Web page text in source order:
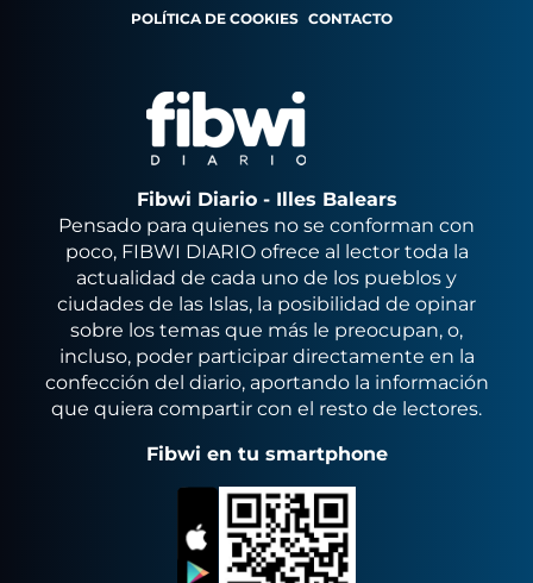
POLÍTICA DE COOKIES CONTACTO
Fibwi Diario - Illes Balears
Pensado para quienes no se conforman con
poco, FIBWI DIARIO ofrece al lector toda la
actualidad de cada uno de los pueblos y
ciudades de las Islas, la posibilidad de opinar
sobre los temas que más le preocupan, o,
incluso, poder participar directamente en la
confección del diario, aportando la información
que quiera compartir con el resto de lectores.
Fibwi en tu smartphone